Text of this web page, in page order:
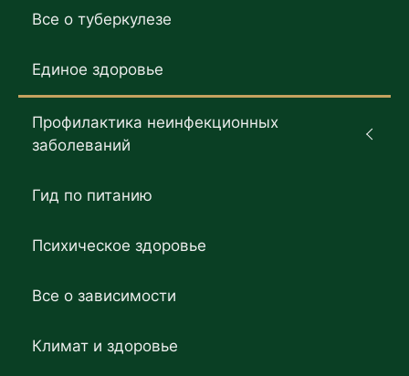
Все о туберкулезе
Единое здоровье
Профилактика неинфекционных
заболеваний
Гид по питанию
Психическое здоровье
Все о зависимости
Климат и здоровье